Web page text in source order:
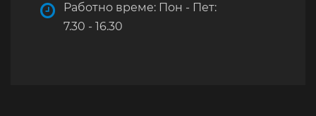
Работно време: Пон - Пет:
7.30 - 16.30